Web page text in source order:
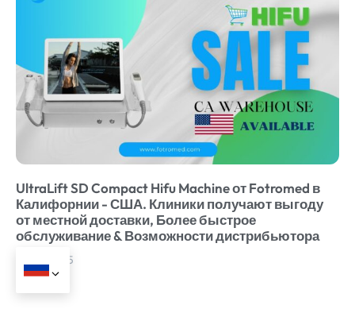
UltraLift SD Compact Hifu Machine от Fotromed в
Калифорнии - США. Клиники получают выгоду
от местной доставки, Более быстрое
обслуживание & Возможности дистрибьютора
05/16/2025